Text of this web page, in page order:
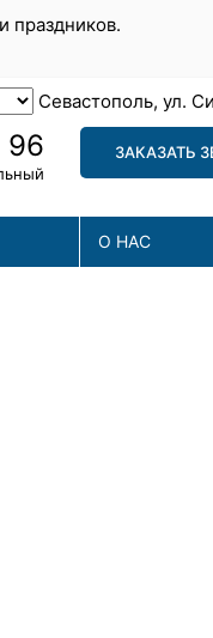
праздников.
Севастополь, ул.
96 ЗАКАЗАТЬ
О НАС